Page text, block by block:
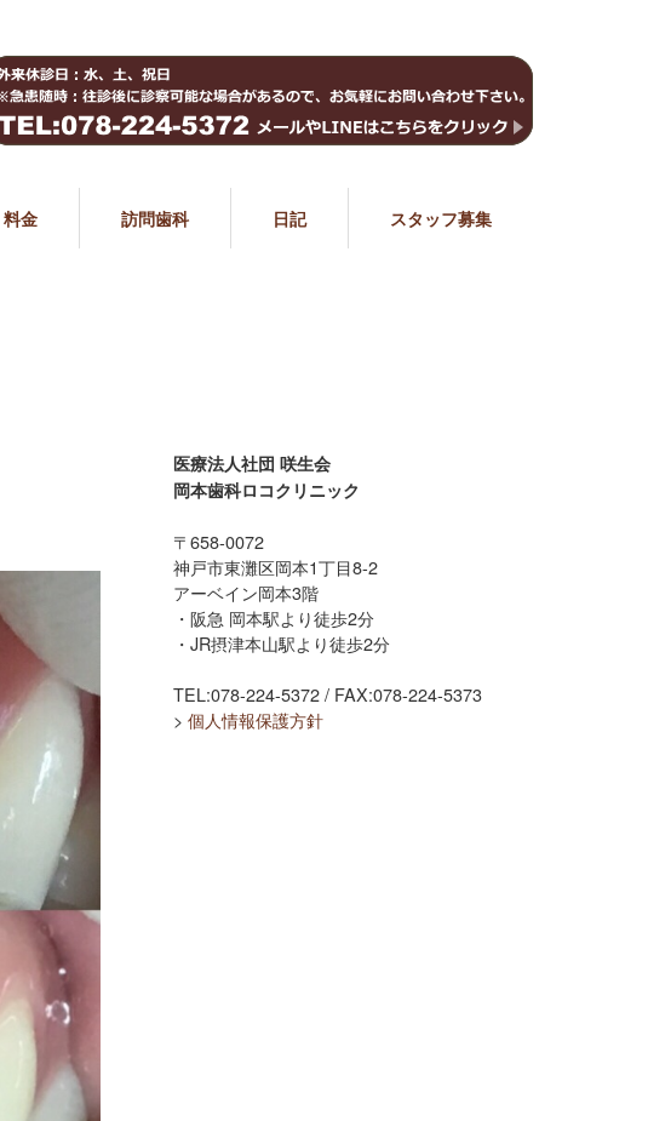
料金 訪問歯科 日記 スタッフ募集
医療法人社団 咲生会
岡本歯科ロコクリニック
〒658-0072
神戸市東灘区岡本1丁目8-2
アーベイン岡本3階
・阪急 岡本駅より徒歩2分
・JR摂津本山駅より徒歩2分
TEL:078-224-5372 / FAX:078-224-5373
> 個人情報保護方針